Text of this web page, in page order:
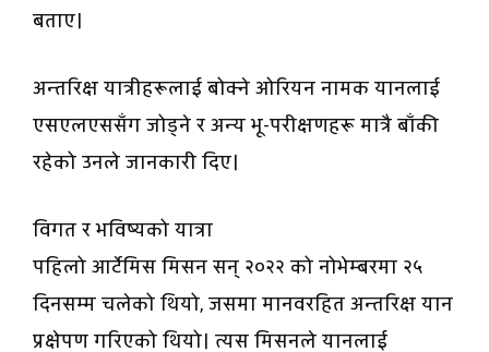
बताए।
अन्तरिक्ष यात्रीहरूलाई बोक्ने ओरियन नामक यानलाई
एसएलएससँग जोड्ने र अन्य भू-परीक्षणहरू मात्रै बाँकी
रहेको उनले जानकारी दिए।
विगत र भविष्यको यात्रा
पहिलो आर्टेमिस मिसन सन् २०२२ को नोभेम्बरमा २५
दिनसम्म चलेको थियो, जसमा मानवरहित अन्तरिक्ष यान
प्रक्षेपण गरिएको थियो। त्यस मिसनले यानलाई